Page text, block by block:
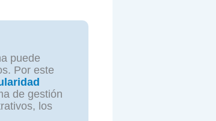
puede
Por este
de gestión
los